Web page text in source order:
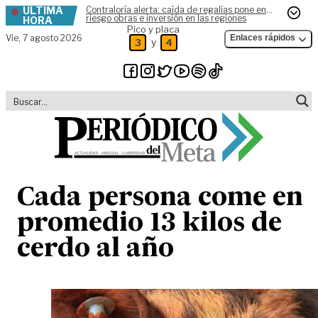
Skip to content
ÚLTIMA
HORA
Contraloría alerta: caída de regalías pone en
riesgo obras e inversión en las regiones
Vie, 7 agosto 2026
Pico y placa
3 y 4 Enlaces rápidos
Cada persona come en
promedio 13 kilos de
cerdo al año